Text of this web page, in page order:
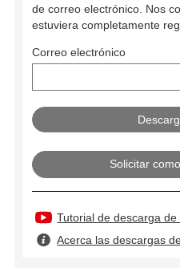
de correo electrónico. Nos
estuviera completamente
Correo electrónico
Solicitar
Tutorial de descarga de
Acerca las descargas